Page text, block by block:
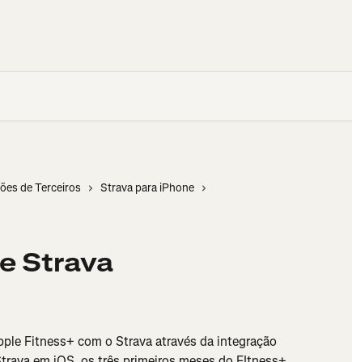
de Terceiros
Strava para iPhone
Strava
Fitness+ com o Strava através da integração